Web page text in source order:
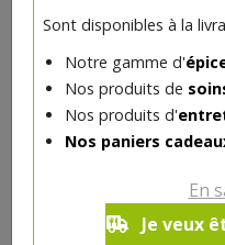
Sont disponibles à la
Notre gamme d'
Nos produits de
Nos produits d'
Nos paniers
En
Je veux
DANS LA